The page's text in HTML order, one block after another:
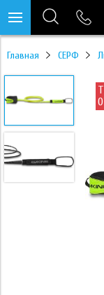
Главная СЕРФ
https://mc.yandex.ru/